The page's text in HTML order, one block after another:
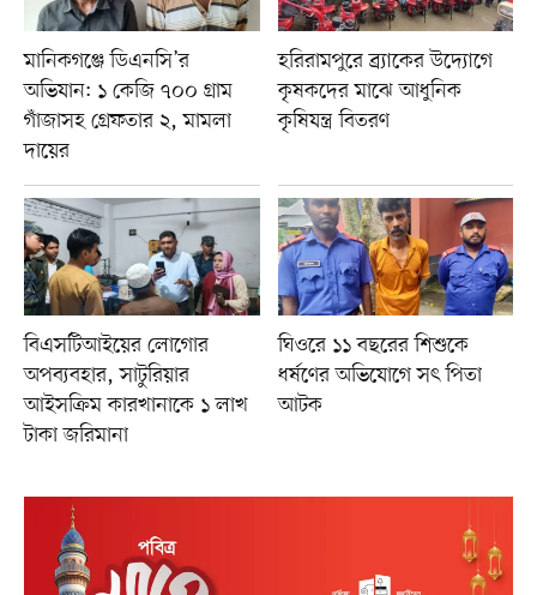
মানিকগঞ্জে ডিএনসি’র
অভিযান: ১ কেজি ৭০০ গ্রাম
গাঁজাসহ গ্রেফতার ২, মামলা
দায়ের
হরিরামপুরে ব্র্যাকের উদ্যোগে
কৃষকদের মাঝে আধুনিক
কৃষিযন্ত্র বিতরণ
বিএসটিআইয়ের লোগোর
অপব্যবহার, সাটুরিয়ার
আইসক্রিম কারখানাকে ১ লাখ
টাকা জরিমানা
ঘিওরে ১১ বছরের শিশুকে
ধর্ষণের অভিযোগে সৎ পিতা
আটক